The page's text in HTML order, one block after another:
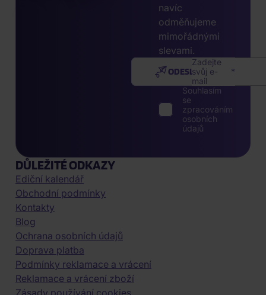
navíc
odměňujeme
mimořádnými
slevami.
Zadejte
svůj e-
mail
ODESLAT
Souhlasím
se
zpracováním
osobních
údajů
DŮLEŽITÉ ODKAZY
Ediční kalendář
Obchodní podmínky
Kontakty
Blog
Ochrana osobních údajů
Doprava platba
Podmínky reklamace a vrácení
Reklamace a vrácení zboží
Zásady používání cookies